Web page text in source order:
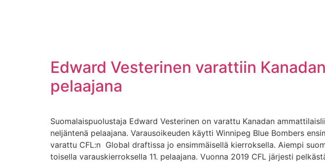
Edward Vesterinen varattiin
pelaajana
Suomalaispuolustaja Edward Vesterinen on varattu Kanadan
neljäntenä pelaajana. Varausoikeuden käytti Winnipeg Blue Bombers
varattu CFL:n Global draftissa jo ensimmäisellä kierroksella. Aiempi
toisella varauskierroksella 11. pelaajana. Vuonna 2019 CFL järjesti